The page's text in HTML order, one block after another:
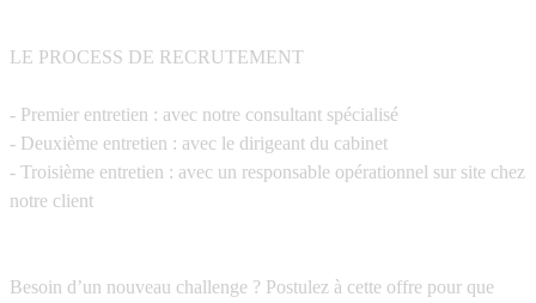
LE PROCESS DE RECRUTEMENT
- Premier entretien : avec notre consultant spécialisé
- Deuxième entretien : avec le dirigeant du cabinet
- Troisième entretien : avec un responsable opérationnel sur site chez
notre client
Besoin d’un nouveau challenge ? Postulez à cette offre pour que